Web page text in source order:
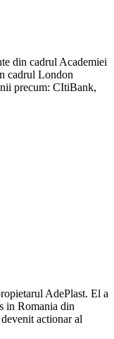
din cadrul Academiei
cadrul London
precum: CItiBank,
AdePlast. El a
in Romania din
actionar al